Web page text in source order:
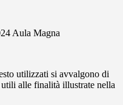
Aula Magna
utilizzati si avvalgono di
alle finalità illustrate nella